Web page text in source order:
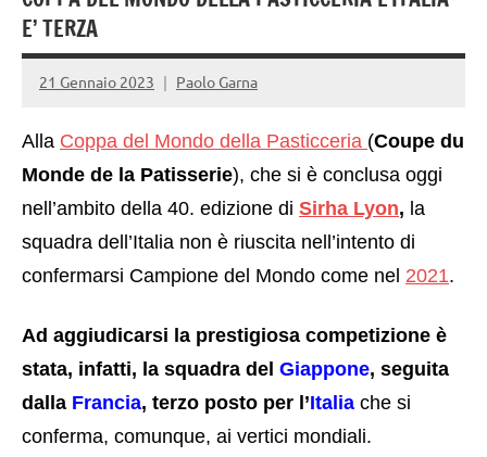
E’ TERZA
21 Gennaio 2023 Paolo Garna
Alla Coppa del Mondo della Pasticceria (Coupe du
Monde de la Patisserie), che si è conclusa oggi
nell’ambito della 40. edizione di Sirha Lyon, la
squadra dell’Italia non è riuscita nell’intento di
confermarsi Campione del Mondo come nel 2021.
Ad aggiudicarsi la prestigiosa competizione è
stata, infatti, la squadra del Giappone, seguita
dalla Francia, terzo posto per l’Italia che si
conferma, comunque, ai vertici mondiali.